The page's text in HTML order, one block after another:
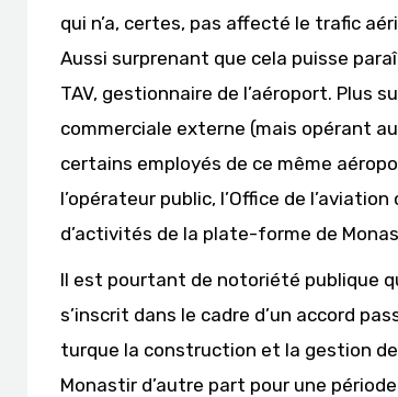
qui n’a, certes, pas affecté le trafic
Aussi surprenant que cela puisse
TAV, gestionnaire de l’aéroport. Plus
commerciale externe (mais opérant
certains employés de ce même
l’opérateur public, l’Office de
d’activités de la plate-forme de
Il est pourtant de notoriété publique
s’inscrit dans le cadre d’un accord
turque la construction et la gestion de
Monastir d’autre part pour une